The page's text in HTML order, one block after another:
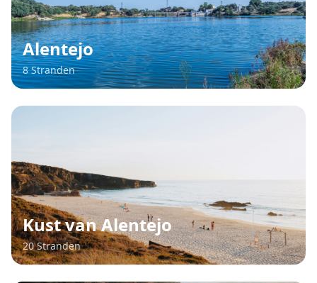
Alentejo
8 Stranden
Kust van Alentejo
20 Stranden